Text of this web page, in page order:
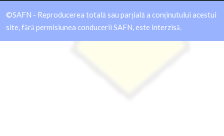
©SAFN - Reproducerea totală sau parțială a conținutului acestui
site, fără permisiunea conducerii SAFN, este interzisă.